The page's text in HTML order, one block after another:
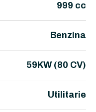
999 cc
Benzina
59KW (80 CV)
Utilitarie